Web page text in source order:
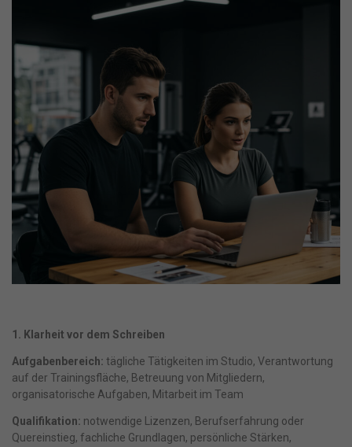
1. Klarheit vor dem Schreiben
Aufgabenbereich: tägliche Tätigkeiten im Studio, Verantwortung
auf der Trainingsfläche, Betreuung von Mitgliedern,
organisatorische Aufgaben, Mitarbeit im Team
Qualifikation: notwendige Lizenzen, Berufserfahrung oder
Quereinstieg, fachliche Grundlagen, persönliche Stärken,